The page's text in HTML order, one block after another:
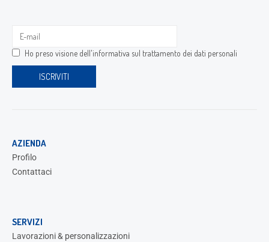
Ho preso visione dell'informativa sul trattamento dei dati personali
AZIENDA
Profilo
Contattaci
SERVIZI
Lavorazioni & personalizzazioni